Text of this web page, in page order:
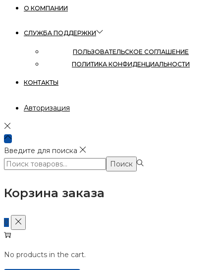
О КОМПАНИИ
СЛУЖБА ПОДДЕРЖКИ
ПОЛЬЗОВАТЕЛЬСКОЕ СОГЛАШЕНИЕ
ПОЛИТИКА КОНФИДЕНЦИАЛЬНОСТИ
КОНТАКТЫ
Авторизация
Введите для поиска
Поиск:>
Поиск
Корзина заказа
0
No products in the cart.